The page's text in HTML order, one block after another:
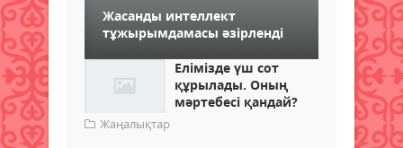
Жасанды интеллект
тұжырымдамасы әзірленді
Елімізде үш сот
құрылады. Оның
мәртебесі қандай?
Жаңалықтар